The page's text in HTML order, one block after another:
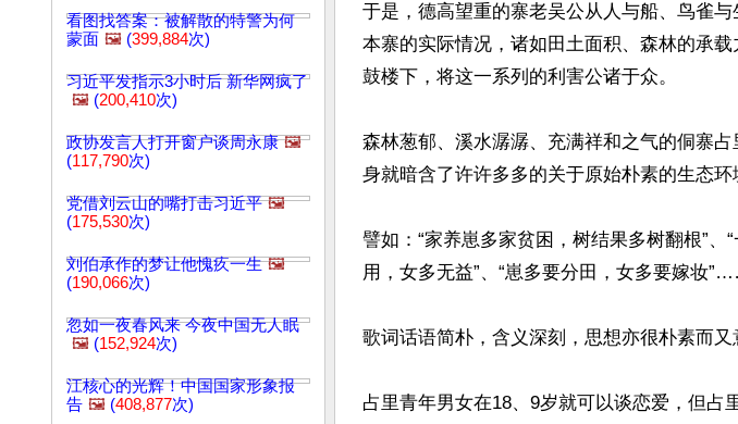
看图找答案：被解散的特警为何
蒙面 🖼️ (399,884次)
习近平发指示3小时后 新华网疯了
🖼️ (200,410次)
政协发言人打开窗户谈周永康 🖼️
(117,790次)
党借刘云山的嘴打击习近平 🖼️
(175,530次)
刘伯承作的梦让他愧疚一生 🖼️
(190,066次)
忽如一夜春风来 今夜中国无人眠
🖼️ (152,924次)
江核心的光辉！中国国家形象报
告 🖼️ (408,877次)
于是，德高望重的寨老吴公从人与船、鸟雀
本寨的实际情况，诸如田土面积、森林的承
鼓楼下，将这一系列的利害公诸于众。
森林葱郁、溪水潺潺、充满祥和之气的侗寨
身就暗含了许许多多的关于原始朴素的生态环
譬如：“家养崽多家贫困，树结果多树翻根”、
用，女多无益”、“崽多要分田，女多要嫁妆
歌词话语简朴，含义深刻，思想亦很朴素而又
占里青年男女在18、9岁就可以谈恋爱，但占